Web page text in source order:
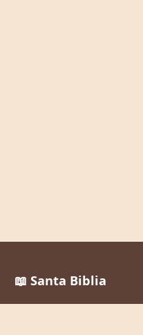
📖 Santa Biblia
Reina Valera 1960